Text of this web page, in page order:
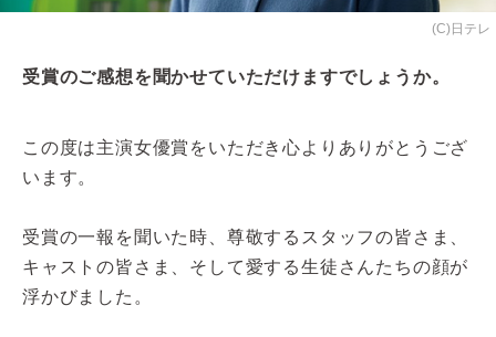
(C)日テレ
受賞のご感想を聞かせていただけますでしょうか。
この度は主演女優賞をいただき心よりありがとうござ
います。
受賞の一報を聞いた時、尊敬するスタッフの皆さま、
キャストの皆さま、そして愛する生徒さんたちの顔が
浮かびました。